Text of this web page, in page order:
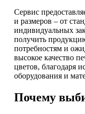
Сервис
и размеров – от
индивидуальных
получить
потребностям и
высокое качество
цветов, благодаря
оборудования и
Почему